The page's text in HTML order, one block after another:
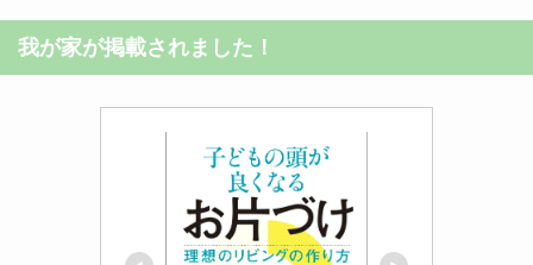
我が家が掲載されました！